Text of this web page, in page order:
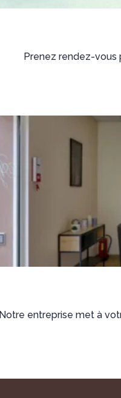
Prenez rendez-vous
Notre entreprise met à